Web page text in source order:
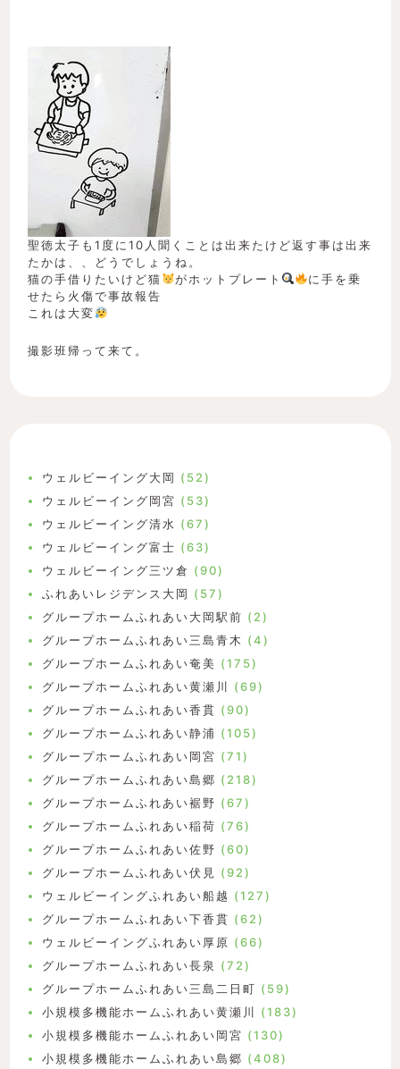
聖徳太子も1度に10人聞くことは出来たけど返す事は出来
たかは、、どうでしょうね。
猫の手借りたいけど猫
がホットプレート
に手を乗
せたら火傷で事故報告
これは大変
撮影班帰って来て。
ウェルビーイング大岡 (52)
ウェルビーイング岡宮 (53)
ウェルビーイング清水 (67)
ウェルビーイング富士 (63)
ウェルビーイング三ツ倉 (90)
ふれあいレジデンス大岡 (57)
グループホームふれあい大岡駅前 (2)
グループホームふれあい三島青木 (4)
グループホームふれあい奄美 (175)
グループホームふれあい黄瀬川
(69)
グループホームふれあい香貫 (90)
グループホームふれあい静浦 (105)
グループホームふれあい岡宮 (71)
グループホームふれあい島郷 (218)
グループホームふれあい裾野 (67)
グループホームふれあい稲荷 (76)
グループホームふれあい佐野 (60)
グループホームふれあい伏見 (92)
ウェルビーイングふれあい船越 (127)
グループホームふれあい下香貫 (62)
ウェルビーイングふれあい厚原 (66)
グループホームふれあい長泉 (72)
グループホームふれあい三島二日町 (59)
小規模多機能ホームふれあい黄瀬川
(183)
小規模多機能ホームふれあい岡宮 (130)
小規模多機能ホームふれあい島郷 (408)